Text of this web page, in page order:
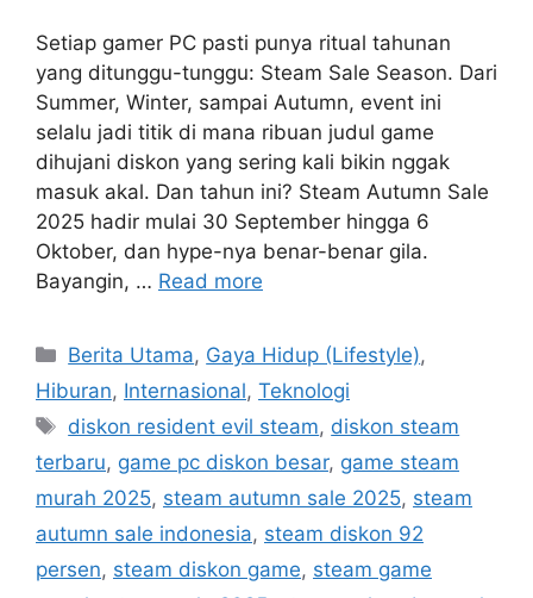
Setiap gamer PC pasti punya ritual tahunan
yang ditunggu-tunggu: Steam Sale Season. Dari
Summer, Winter, sampai Autumn, event ini
selalu jadi titik di mana ribuan judul game
dihujani diskon yang sering kali bikin nggak
masuk akal. Dan tahun ini? Steam Autumn Sale
2025 hadir mulai 30 September hingga 6
Oktober, dan hype-nya benar-benar gila.
Bayangin, … Read more
C
a
e
g
o
r
i
Berita Utama, Gaya Hidup (Lifestyle),
Hiburan, Internasional, Teknologi
T
a
s
diskon resident evil steam, diskon steam
terbaru, game pc diskon besar, game steam
murah 2025, steam autumn sale 2025, steam
autumn sale indonesia, steam diskon 92
persen, steam diskon game, steam game